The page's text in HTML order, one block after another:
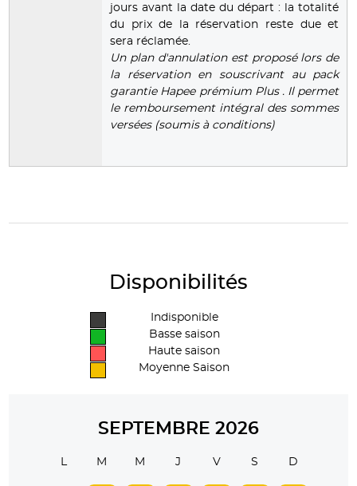
jours avant la date du départ : la totalité
du prix de la réservation reste due et
sera réclamée.
Un plan d'annulation est proposé lors de
la réservation en souscrivant au pack
garantie Hapee prémium Plus . Il permet
le remboursement intégral des sommes
versées (soumis à conditions)
Disponibilités
Indisponible
Basse saison
Haute saison
Moyenne Saison
SEPTEMBRE 2026
L M M J V S D